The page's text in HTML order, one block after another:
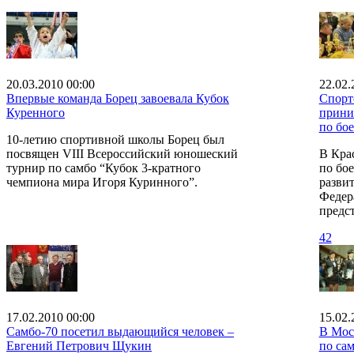
20.03.2010 00:00
Впервые команда Борец завоевала Кубок
Куренного
10-летию спортивной школы Борец был
посвящен VIII Всероссийский юношеский
турнир по самбо “Кубок 3-кратного
чемпиона мира Игоря Куринного”.
по
В
по
42
17.02.2010 00:00
Cамбо-70 посетил выдающийся человек –
Евгений Петрович Щукин
В
по